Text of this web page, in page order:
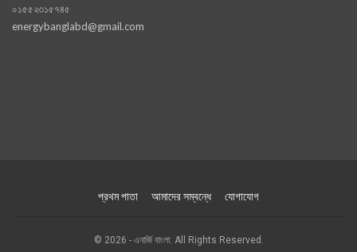
০১৫৫২৩১৫৭৪৫
energybanglabd@gmail.com
প্রথম পাতা আমাদের সম্বন্ধে যোগাযোগ
© 2026 - এনার্জি বাংলা. All Rights Reserved.